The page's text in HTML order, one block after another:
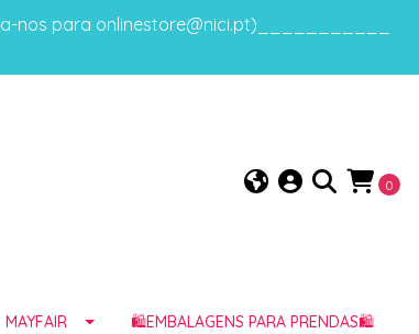
nos para onlinestore@nici.pt)___________
0
MAYFAIR 🛍️EMBALAGENS PARA PRENDAS🛍️